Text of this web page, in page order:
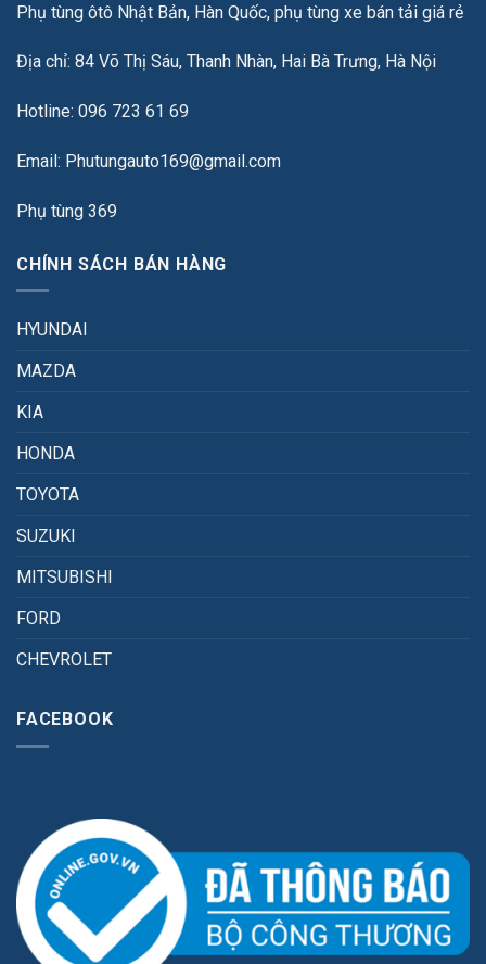
Phụ tùng ôtô Nhật Bản, Hàn Quốc, phụ tùng xe bán tải giá rẻ
Địa chỉ: 84 Võ Thị Sáu, Thanh Nhàn, Hai Bà Trưng, Hà Nội
Hotline: 096 723 61 69
Email: Phutungauto169@gmail.com
Phụ tùng 369
CHÍNH SÁCH BÁN HÀNG
HYUNDAI
MAZDA
KIA
HONDA
TOYOTA
SUZUKI
MITSUBISHI
FORD
CHEVROLET
FACEBOOK